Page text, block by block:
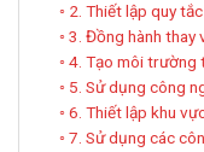
2. Thiết lập quy
3. Đồng hành thay
4. Tạo môi trường
5. Sử dụng công
6. Thiết lập khu
7. Sử dụng các